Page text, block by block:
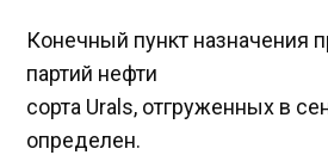
Конечный пункт назначения
партий нефти
сорта Urals, отгруженных в
определен.